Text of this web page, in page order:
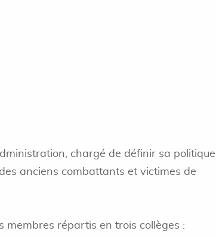
chargé de définir sa politique
anciens combattants et victimes de
membres répartis en trois collèges :